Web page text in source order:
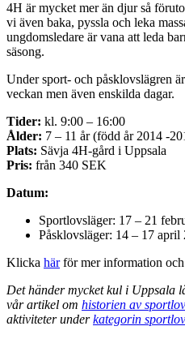
4H är mycket mer än djur så
vi även baka, pyssla och leka
ungdomsledare är vana att leda
säsong.
Under sport- och påsklovslägren
veckan men även enskilda dagar.
Tider: kl. 9:00 – 16:00
Ålder: 7 – 11 år (född år 2014 -
Plats: Sävja 4H-gård i Uppsala
Pris: från 340 SEK
Datum:
Sportlovsläger: 17 – 21
Påsklovsläger: 14 – 17 april
Klicka härför mer information
Det händer mycket kul i Uppsala
vår artikel om historien av
aktiviteter underkategorin sportlov